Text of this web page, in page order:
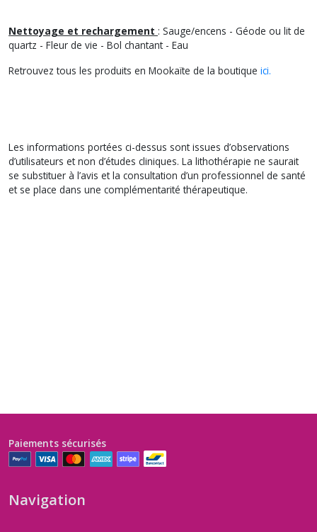
Nettoyage et rechargement : Sauge/encens - Géode ou lit de
quartz - Fleur de vie - Bol chantant - Eau
Retrouvez tous les produits en Mookaïte de la boutique ici.
Les informations portées ci-dessus sont issues d’observations
d’utilisateurs et non d’études cliniques. La lithothérapie ne saurait
se substituer à l’avis et la consultation d’un professionnel de santé
et se place dans une complémentarité thérapeutique.
Paiements sécurisés
Navigation